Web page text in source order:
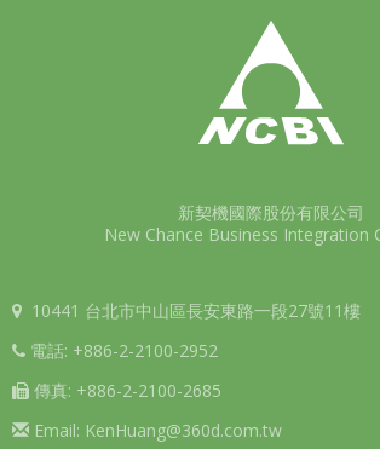
新契機國際股份有限公司
New Chance Business Integration
10441 台北市中山區長安東路一段27號11樓
電話: +886-2-2100-2952
傳真: +886-2-2100-2685
Email: KenHuang@360d.com.tw